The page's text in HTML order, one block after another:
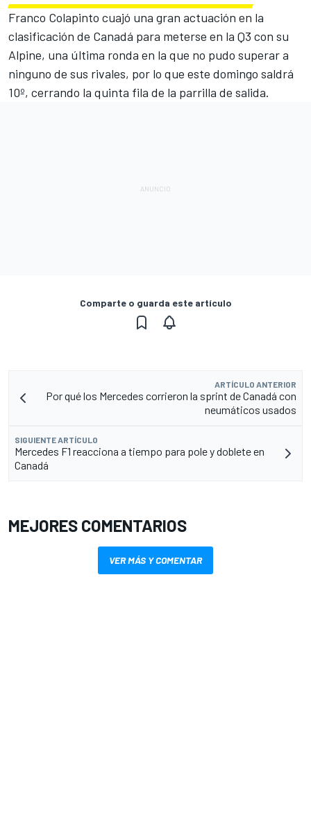
Franco Colapinto cuajó una gran actuación en la
clasificación de Canadá para meterse en la Q3 con su
Alpine, una última ronda en la que no pudo superar a
ninguno de sus rivales, por lo que este domingo saldrá
10º, cerrando la quinta fila de la parrilla de salida.
Comparte o guarda este artículo
ARTÍCULO ANTERIOR
Por qué los Mercedes corrieron la sprint de Canadá con
neumáticos usados
SIGUIENTE ARTÍCULO
Mercedes F1 reacciona a tiempo para pole y doblete en
Canadá
MEJORES COMENTARIOS
VER MÁS Y COMENTAR